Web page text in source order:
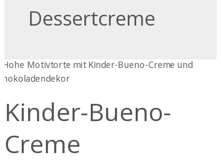
Dessertcreme
Kinder-Bueno-
Creme
Kinder-
Bueno-